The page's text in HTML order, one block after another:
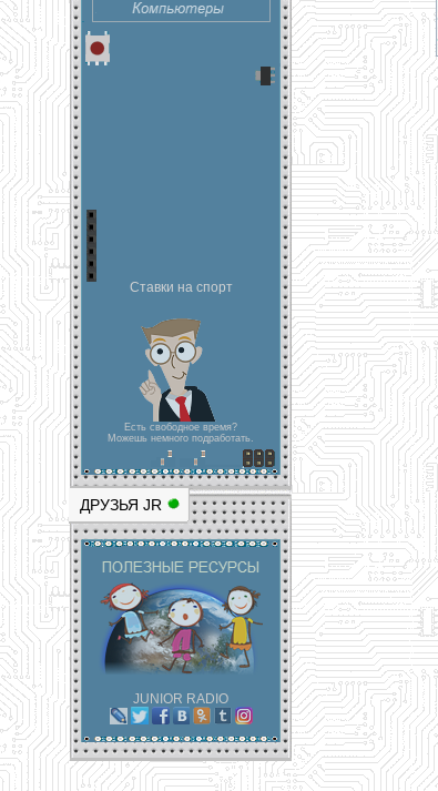
Ставки на спорт
Есть свободное время?
Можешь немного подработать.
ДРУЗЬЯ JR
JUNIOR RADIO